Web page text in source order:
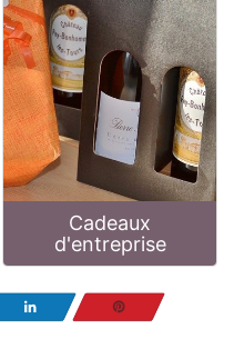
Cadeaux
d'entreprise
Partagez Enregistrer